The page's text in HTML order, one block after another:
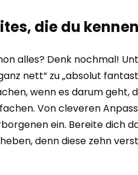
die du
alles? Denk nochmal!
nett“ zu „absolut
wenn es darum geht,
Von cleveren
ein. Bereite dich
denn diese zehn